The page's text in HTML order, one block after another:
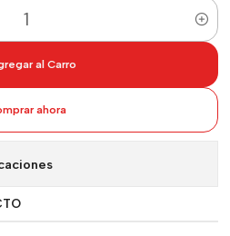
al Carro
ahora